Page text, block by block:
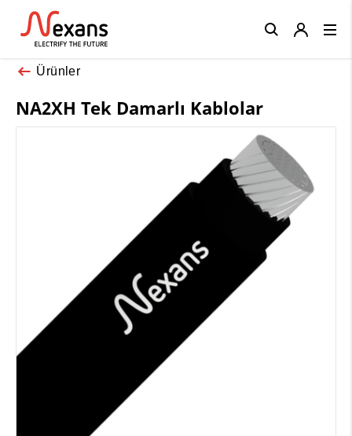
Ürünler
NA2XH Tek Damarlı Kablolar
Close